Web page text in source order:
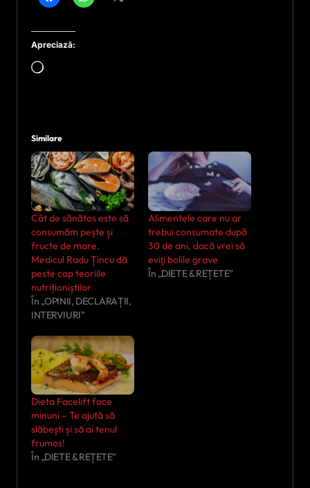
Apreciază:
Încarc...
Similare
Cât de sănătos este să
consumăm pește și
fructe de mare.
Medicul Radu Țincu dă
peste cap teoriile
nutriționiștilor
În „OPINII, DECLARAȚII,
INTERVIURI”
Alimentele care nu ar
trebui consumate după
30 de ani, dacă vrei să
eviţi bolile grave
În „DIETE & REȚETE”
Dieta Facelift face
minuni – Te ajută să
slăbești și să ai tenul
frumos!
În „DIETE & REȚETE”